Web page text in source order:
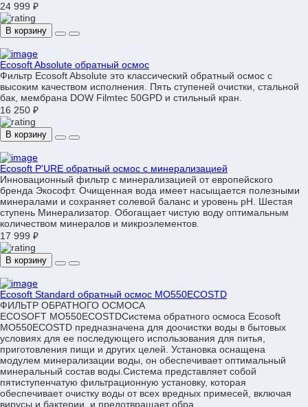
24 999 ₽
В корзину
Ecosoft Absolute обратный осмос
Фильтр Ecosoft Absolute это классический обратный осмос с
высоким качеством исполнения. Пять ступеней очистки, стальной
бак, мембрана DOW Filmtec 50GPD и стильный кран.
16 250 ₽
В корзину
Ecosoft P'URE обратный осмос с минерализацией
Инновационный фильтр с минерализацией от европейского
бренда Экософт. Очищенная вода имеет насыщается полезными
минералами и сохраняет солевой баланс и уровень pH. Шестая
ступень Минерализатор. Обогащает чистую воду оптимальным
количеством минералов и микроэлементов.
17 999 ₽
В корзину
Ecosoft Standard обратный осмос MO550ECOSTD
ФИЛЬТР ОБРАТНОГО ОСМОСА
ECOSOFT MO550ECOSTDCистема обратного осмоса Ecosoft
MO550ECOSTD предназначена для доочистки воды в бытовых
условиях для ее последующего использования для питья,
приготовления пищи и других целей. Установка оснащена
модулем минерализации воды, он обеспечивает оптимальный
минеральный состав воды.Система представляет собой
пятиступенчатую фильтрационную установку, которая
обеспечивает очистку воды от всех вредных примесей, включая
вирусы и бактерии, и предотвращает обра..